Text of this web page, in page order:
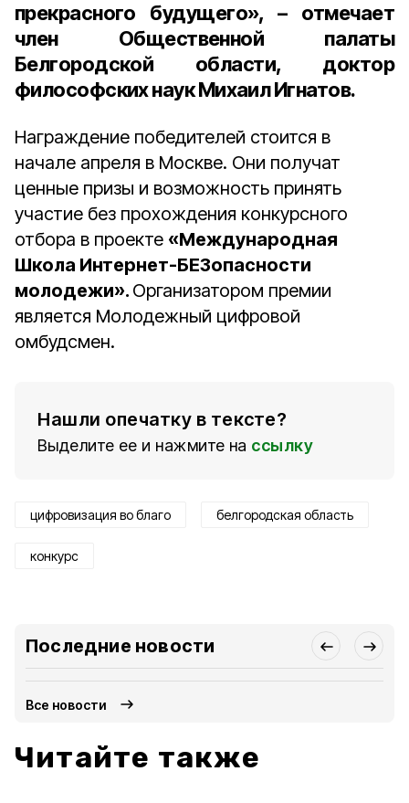
прекрасного будущего», – отмечает
член Общественной палаты
Белгородской области, доктор
философских наук Михаил Игнатов.
Награждение победителей стоится в
начале апреля в Москве. Они получат
ценные призы и возможность принять
участие без прохождения конкурсного
отбора в проекте «Международная
Школа Интернет-БЕЗопасности
молодежи». Организатором премии
является Молодежный цифровой
омбудсмен.
Нашли опечатку в тексте?
Выделите ее и нажмите на ссылку
цифровизация во благо белгородская область
конкурс
Последние новости
Все новости
Читайте также